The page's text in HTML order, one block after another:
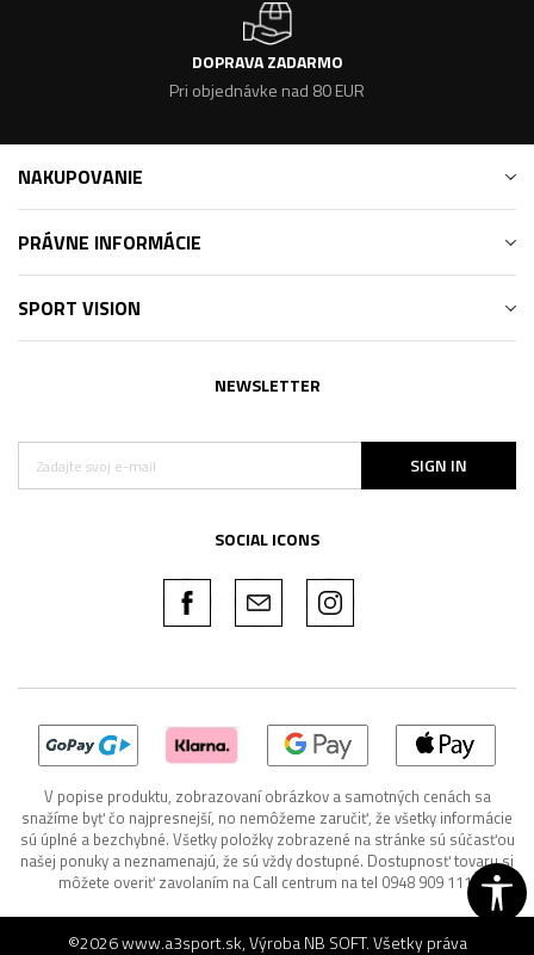
DOPRAVA ZADARMO
Pri objednávke nad 80 EUR
NAKUPOVANIE
PRÁVNE INFORMÁCIE
SPORT VISION
NEWSLETTER
SIGN IN
SOCIAL ICONS
V popise produktu, zobrazovaní obrázkov a samotných cenách sa
snažíme byť čo najpresnejší, no nemôžeme zaručiť, že všetky informácie
sú úplné a bezchybné. Všetky položky zobrazené na stránke sú súčasťou
našej ponuky a neznamenajú, že sú vždy dostupné. Dostupnosť tovaru si
môžete overiť zavolaním na Call centrum na tel 0948 909 111.
©2026www.a3sport.sk, VýrobaNB SOFT. Všetky práva